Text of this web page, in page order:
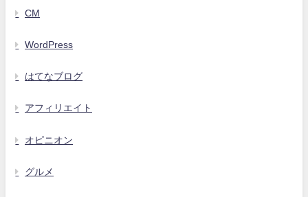
CM
WordPress
はてなブログ
アフィリエイト
オピニオン
グルメ